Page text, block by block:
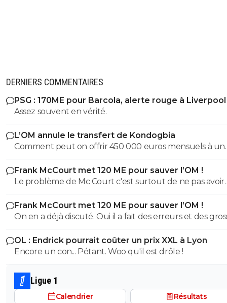
DERNIERS COMMENTAIRES
PSG : 170ME pour Barcola, alerte rouge à Liverpool
Assez souvent en vérité.
L’OM annule le transfert de Kondogbia
Comment peut on offrir 450 000 euros mensuels à un
joueur trop souvent blessé et qui est somme toute
son âge??? Kondogbia doit partir il n'est plus d'aucun
pour cette équipe.
Frank McCourt met 120 ME pour sauver l’OM !
Le problème de Mc Court c'est surtout de ne pas avoir
contrôlé Longoria et Benatia dans leur folie de
y a un responsable à cette situation c'est bien lui.
Frank McCourt met 120 ME pour sauver l’OM !
On en a déjà discuté. Oui il a fait des erreurs et des
Strootman et Kondogbia pour les plus marquantes)
comment tu veux exister en ligue 1 et en europe sans
des coups? Il a fait un gros pari la saison dernière et si
résultats avaient suivis, tout le monde acclamerait le
Benatia-Longoria. Leur erreur décisive c'est d'avoir
Rabiot au principe du "tu ne pars pas libre de l'OM". Je
OL : Endrick pourrait coûter un prix XXL à Lyon
Encore un con... Pétant. Woo qu'il est drôle !
Ligue 1
Calendrier Résultats